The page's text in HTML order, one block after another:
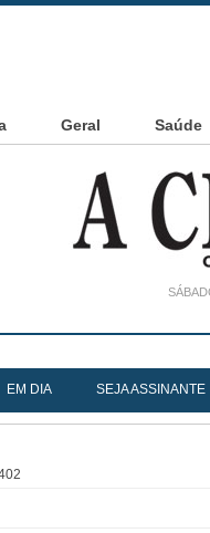
Geral Saúde
Cesarin
EM DIA SEJA ASSINANTE